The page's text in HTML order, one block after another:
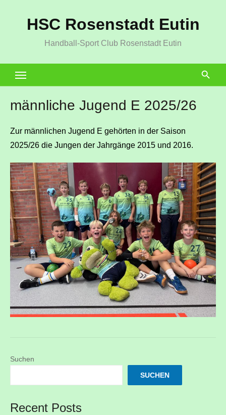
HSC Rosenstadt Eutin
Handball-Sport Club Rosenstadt Eutin
männliche Jugend E 2025/26
Zur männlichen Jugend E gehörten in der Saison
2025/26 die Jungen der Jahrgänge 2015 und 2016.
Suchen
SUCHEN
Recent Posts